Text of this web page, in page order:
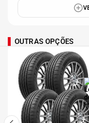
OUTRAS OPÇÕES